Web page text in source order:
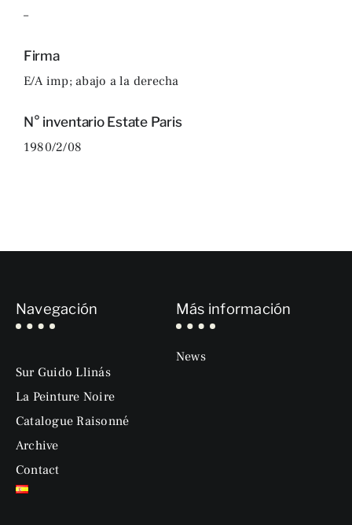
–
Firma
E/A imp; abajo a la derecha
N° inventario Estate Paris
1980/2/08
Navegación
Sur Guido Llinás
La Peinture Noire
Catalogue Raisonné
Archive
Contact
Más información
News